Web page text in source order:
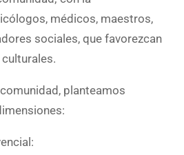
médicos, maestros,
sociales, que favorezcan
planteamos